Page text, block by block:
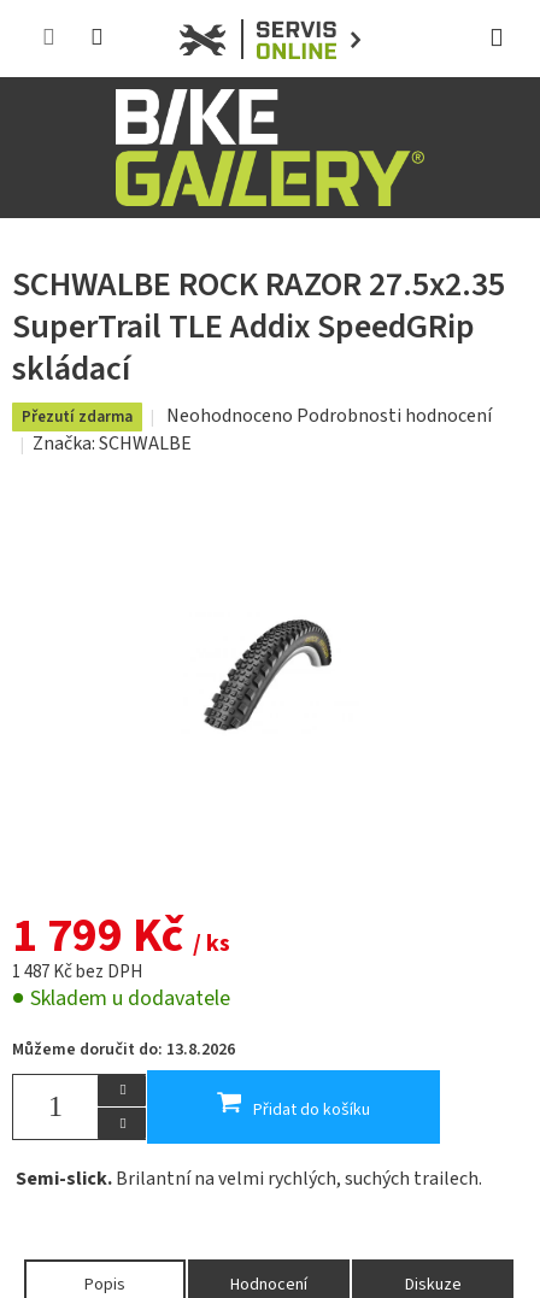
SCHWALBE ROCK RAZOR 27.5x2.35
SuperTrail TLE Addix SpeedGRip
skládací
Přezutí zdarma
Průměrné
hodnocení
produktu
Neohodnoceno Podrobnosti hodnocení
Značka:SCHWALBE
1 799 Kč / ks
1 487 Kč bez DPH
Skladem u dodavatele
Můžeme doručit do: 13.8.2026
Přidat do košíku
Semi-slick.Brilantní na velmi rychlých, suchých trailech.
Popis Hodnocení Diskuze